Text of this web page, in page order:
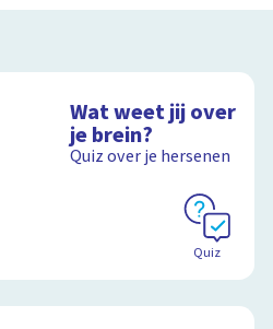
Wat weet jij over
je brein?
Quiz over je hersenen
Quiz